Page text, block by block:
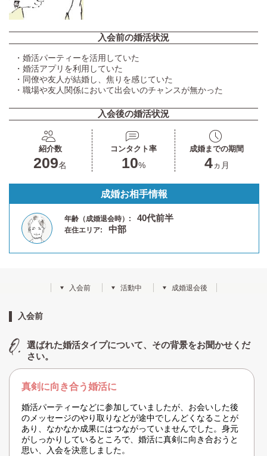
入会前の婚活状況
・婚活パーティーを活用していた
・婚活アプリを利用していた
・同僚や友人が結婚し、焦りを感じていた
・職場や友人関係において出会いのチャンスが無かった
入会後の婚活状況
紹介数
209名
コンタクト率
10%
成婚までの期間
4ヵ月
成婚お相手情報
年齢（成婚退会時）: 40代前半
在住エリア: 中部
入会前 活動中 成婚退会後
入会前
選ばれた婚活タイプについて、その背景をお聞かせくだ
さい。
真剣に向き合う婚活に
婚活パーティーなどに参加していましたが、お会いした後
のメッセージのやり取りなどが途中でしんどくなることが
あり、なかなか成果にはつながっていませんでした。身元
がしっかりしているところで、婚活に真剣に向き合おうと
思い、入会を決意しました。